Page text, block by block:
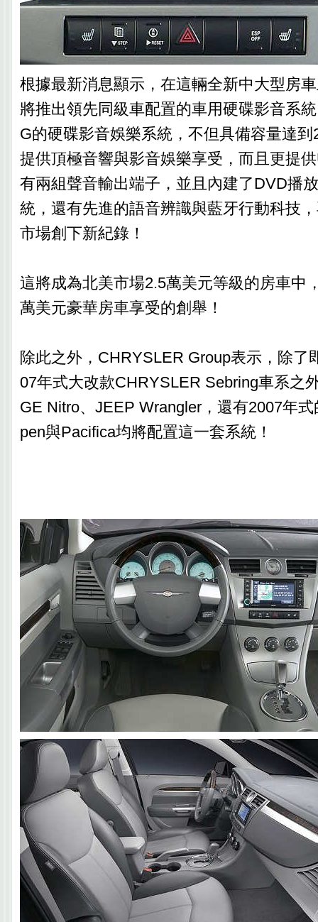
根據最新消息顯示，在這輛全新中大型房
將推出領先同級車配置的車用硬碟影音系
G的硬碟影音娛樂系統，不但具備容量達
提供頂極音響與影音娛樂享受，而且更提
有兩組聲音輸出端子，並且內建了DVD播
統，還有先進的語音辨識與藍牙行動科技
市場創下新紀錄！
這將成為北美市場2.5萬美元等級的房車中
萬美元豪華房車享受的創舉！
除此之外，CHRYSLER Group表示，除了
07年式大改款CHRYSLER Sebring車系之
GE Nitro、JEEP Wrangler，還有2007年
pen與Pacifica均將配置這一套系統！